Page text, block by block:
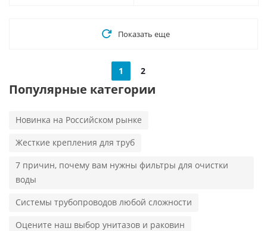
Показать еще
1 2
Популярные категории
Новинка на Российском рынке
Жесткие крепления для труб
7 причин, почему вам нужны фильтры для очистки
воды
Системы трубопроводов любой сложности
Оцените наш выбор унитазов и раковин